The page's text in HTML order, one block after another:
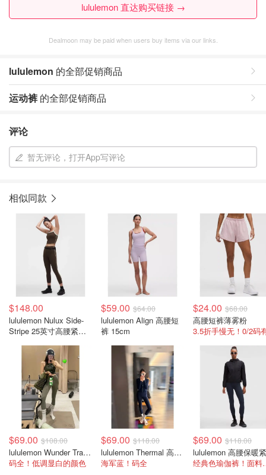
lululemon 直达购买链接 →
Dealmoon may be paid when users buy items via our links.
lululemon 的全部促销商品
运动裤 的全部促销商品
评论
暂无评论，打开App写评论
相似同款
$148.00
lululemon Nulux Side-
Stripe 25英寸高腰紧身
$59.00 $64.00
lululemon Align 高腰短
裤 15cm
$24.00 $68.00
高腰短裤薄雾粉
$69.00 $108.00
lululemon Wunder Train 高腰运动紧身裤 25英寸
码全！低调显白的颜色
$69.00 $118.00
lululemon Thermal 高腰跑步紧身裤 28英寸
海军蓝！码全
$69.00 $118.00
经典